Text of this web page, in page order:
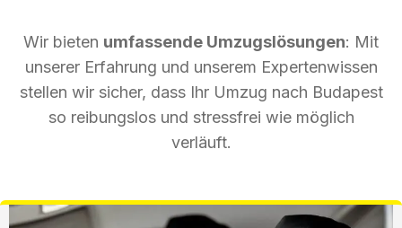
Wir bieten umfassende Umzugslösungen: Mit
unserer Erfahrung und unserem Expertenwissen
stellen wir sicher, dass Ihr Umzug nach Budapest
so reibungslos und stressfrei wie möglich
verläuft.